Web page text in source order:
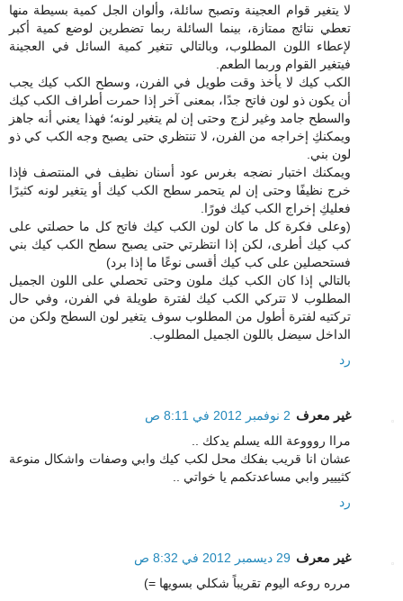
لا يتغير قوام العجينة وتصبح سائلة، وألوان الجل كمية بسيطة منها
تعطي نتائج ممتازة، بينما السائلة ربما تضطرين لوضع كمية أكبر
لإعطاء اللون المطلوب، وبالتالي تتغير كمية السائل في العجينة
فيتغير القوام وربما الطعم.
الكب كيك لا يأخذ وقت طويل في الفرن، وسطح الكب كيك يجب
أن يكون ذو لون فاتح جدًا، بمعنى آخر إذا حمرت أطراف الكب كيك
والسطح جامد وغير لزج وحتى إن لم يتغير لونه؛ فهذا يعني أنه جاهز
ويمكنكِ إخراجه من الفرن، لا تنتظري حتى يصبح وجه الكب كي ذو
لون بني.
ويمكنك اختبار نضجه بغرس عود أسنان نظيف في المنتصف فإذا
خرج نظيفًا وحتى إن لم يتحمر سطح الكب كيك أو يتغير لونه كثيرًا
فعليكِ إخراج الكب كيك فورًا.
(وعلى فكرة كل ما كان لون الكب كيك فاتح كل ما حصلتي على
كب كيك أطرى، لكن إذا انتظرتي حتى يصبح سطح الكب كيك بني
فستحصلين على كب كيك أقسى نوعًا ما إذا برد)
بالتالي إذا كان الكب كيك ملون وحتى تحصلي على اللون الجميل
المطلوب لا تتركي الكب كيك لفترة طويلة في الفرن، وفي حال
تركتيه لفترة أطول من المطلوب سوف يتغير لون السطح ولكن من
الداخل سيضل باللون الجميل المطلوب.
رد
غير معرف 2 نوفمبر 2012 في 8:11 ص
مراا روووعة الله يسلم يدكك ..
عشان انا قريب بفكك محل لكب كيك وابي وصفات واشكال منوعة
كثييير وابي مساعدتكمم يا خواتي ..
رد
غير معرف 29 ديسمبر 2012 في 8:32 ص
مرره روعه اليوم تقريباً شكلي بسويها =)